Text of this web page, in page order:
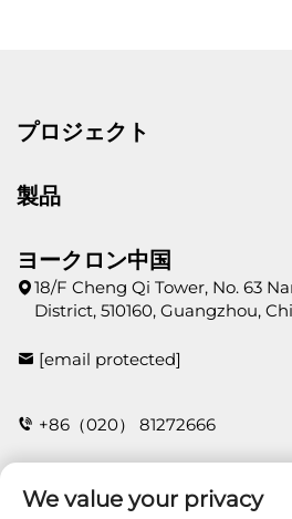
プロジェクト
製品
ヨークロン中国
18/F Cheng Qi Tower, No. 63
District, 510160, Guangzhou,
[email protected]
+86（020） 81272666
お問い合わせ
We value your privacy